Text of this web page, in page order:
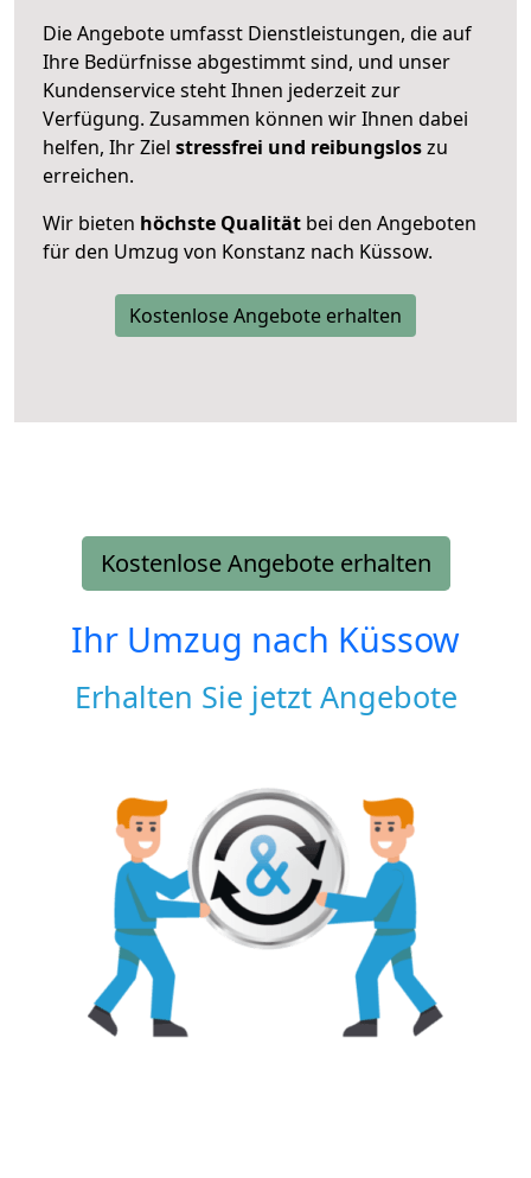
Die Angebote umfasst Dienstleistungen, die auf
Ihre Bedürfnisse abgestimmt sind, und unser
Kundenservice steht Ihnen jederzeit zur
Verfügung. Zusammen können wir Ihnen dabei
helfen, Ihr Ziel stressfrei und reibungsloszu
erreichen.
Wir bieten höchste Qualität bei den Angeboten
für den Umzug von Konstanz nach Küssow.
Kostenlose Angebote erhalten
Kostenlose Angebote erhalten
Ihr Umzug nach Küssow
Erhalten Sie jetzt Angebote